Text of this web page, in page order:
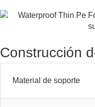
Construcción
Material de soporte